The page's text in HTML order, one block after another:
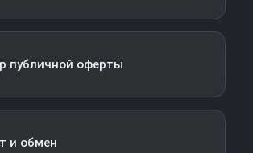
публичной оферты
и обмен